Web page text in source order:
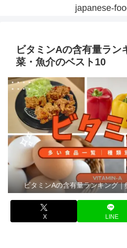
japanese-
ビタミンAの含有量ラン
菜・魚介のベスト10
ビタミンAの含有量ランキング
X LINE